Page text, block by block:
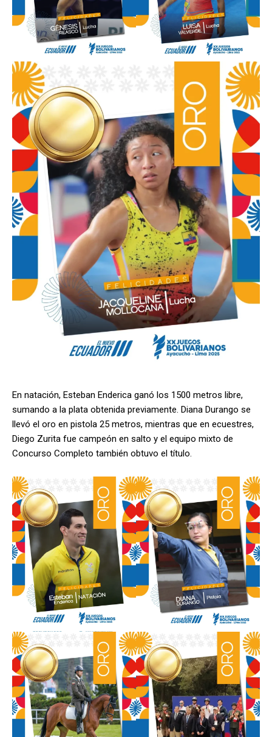
En natación, Esteban Enderica ganó los 1500 metros libre,
sumando a la plata obtenida previamente. Diana Durango se
llevó el oro en pistola 25 metros, mientras que en ecuestres,
Diego Zurita fue campeón en salto y el equipo mixto de
Concurso Completo también obtuvo el título.